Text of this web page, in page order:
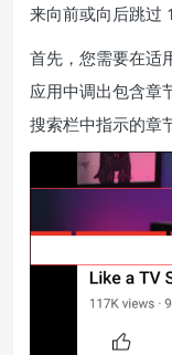
来向前或向后跳过
首先，您需要在适
应用中调出包含章
搜索栏中指示的章